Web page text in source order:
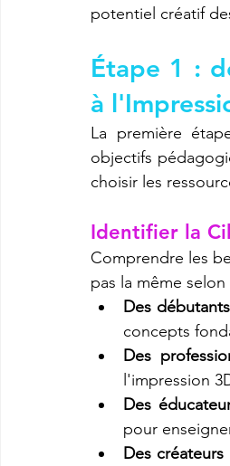
potentiel créatif
Étape 1 :
à
La première
objectifs
choisir les
Identifier la
Comprendre les
pas la même
Des débutants
concepts
Des
l'impression
Des
pour
Des créateurs